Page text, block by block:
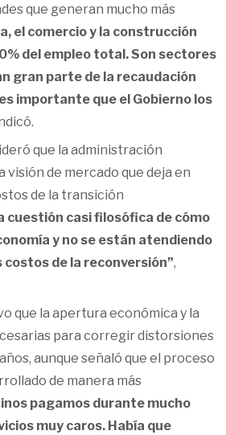
que generan mucho más
el comercio y la construcción
del empleo total. Son sectores
gran parte de la recaudación
importante que el Gobierno los
que la administración
de mercado que deja en
de la transición
cuestión casi filosófica de cómo
y no se están atendiendo
de la reconversión”,
que la apertura económica y la
para corregir distorsiones
aunque señaló que el proceso
de manera más
pagamos durante mucho
muy caros. Había que